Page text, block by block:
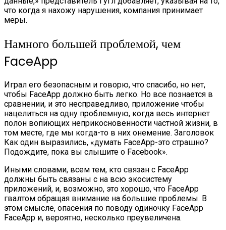
что когда я нахожу нарушения, компания принимает
меры.
Намного большей проблемой, чем
FaceApp
Играл его безопасным и говорю, что спасибо, но нет,
чтобы FaceApp должно быть легко. Но все познается в
сравнении, и это несправедливо, приложение чтобы
нацелиться на одну проблемную, когда весь интернет
полон вопиющих неприкосновенности частной жизни, в
том месте, где мы когда-то в них онемение. Заголовок
Как один выразились, «думать FaceApp-это страшно?
Подождите, пока вы слышите о Facebook».
Иными словами, всем тем, кто связан с FaceApp
должны быть связаны с на всю экосистему
приложений, и, возможно, это хорошо, что FaceApp
гвалтом обращая внимание на большие проблемы. В
этом смысле, опасения по поводу одиночку FaceApp
FaceApp и, вероятно, несколько преувеличена.